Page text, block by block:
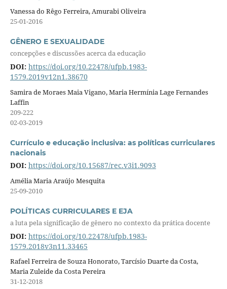
Vanessa do Rêgo Ferreira, Amurabi Oliveira
25-01-2016
GÊNERO E SEXUALIDADE
concepções e discussões acerca da educação
DOI: https://doi.org/10.22478/ufpb.1983-
1579.2019v12n1.38670
Samira de Moraes Maia Vigano, Maria Hermínia Lage Fernandes
Laffin
209-222
02-03-2019
Currículo e educação inclusiva: as políticas curriculares
nacionais
DOI: https://doi.org/10.15687/rec.v3i1.9093
Amélia Maria Araújo Mesquita
25-09-2010
POLÍTICAS CURRICULARES E EJA
a luta pela significação de gênero no contexto da prática docente
DOI: https://doi.org/10.22478/ufpb.1983-
1579.2018v3n11.33465
Rafael Ferreira de Souza Honorato, Tarcísio Duarte da Costa,
Maria Zuleide da Costa Pereira
31-12-2018